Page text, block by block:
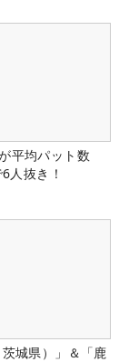
平均パット数
6人抜き！
茨城県）」＆「鹿